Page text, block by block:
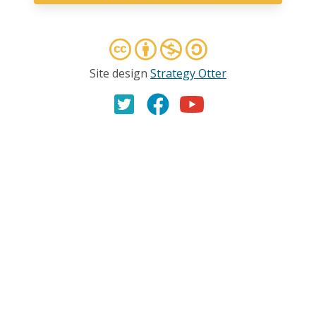
Site design Strategy Otter